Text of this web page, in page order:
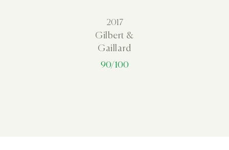
2017
Gilbert &
Gaillard
90/100